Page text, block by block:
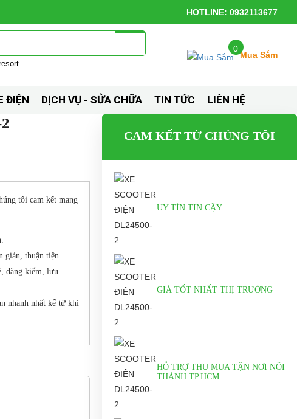
HOTLINE: 0932113677
0
Mua Sắm
ĐIỆN DỊCH VỤ - SỬA CHỮA TIN TỨC LIÊN HỆ
tôi cam kết mang
giản, thuận tiện ..
đăng kiểm, lưu
nhanh nhất kể từ khi
CAM KẾT TỪ CHÚNG TÔI
UY TÍN TIN CẬY
GIÁ TỐT NHẤT THỊ TRƯỜNG
HỖ TRỢ THU MUA TẬN NƠI NỘI
THÀNH TP.HCM